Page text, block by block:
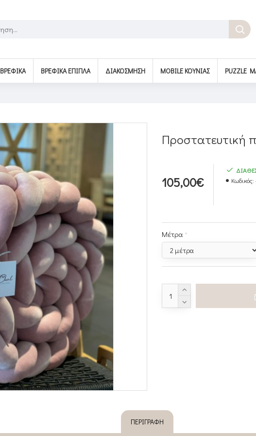
ΒΡΕΦΙΚΆ BΡΕΦΙΚΆ ΈΠΙΠΛΑ ΔΙΑΚΌΣΜΗΣΗ MOBILE ΚΟΎΝΙΑΣ PUZZLE
Προστατευτική
105,00€
Κωδικός:
Μέτρα
ΠΕΡΙΓΡΑΦΉ